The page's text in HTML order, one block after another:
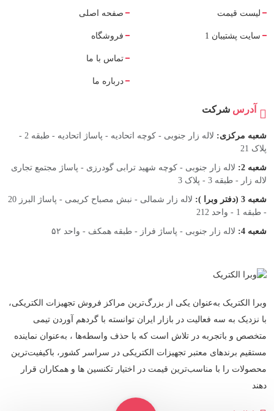
لیست قیمت
سایت پشتیبان 1
صفحه اصلی
فروشگاه
تماس با ما
درباره ما
آدرس شرکت
شعبه مرکزی:
لاله زار جنوبی - کوچه اتحادیه - پاساژ اتحادیه - طبقه 2 -
پلاک 21
شعبه 2:
لاله زار جنوبی - کوچه شهید ترابی گودرزی - پاساژ مجتمع تجاری
لاله زار - طبقه 3 - پلاک 3
شعبه 3 (دفتر وبرا ):
لاله زار شمالی - نبش مصباح کریمی - پاساژ البرز 20
- طبقه 1 - واحد 212
شعبه 4: لاله زار جنوبی - پاساژ فراز - طبقه همکف - واحد ۵۲
وبرا الکتریک به‌عنوان یکی از بزرگ‌ترین مراکز فروش تجهیزات الکتریکی،
با نزدیک به سه فعالیت در بازار ایران توانسته با گردهم‌ آوردن تیمی
متخصص و باتجربه در تلاش است که با حذف واسطه‌ها ، به‌عنوان نماینده
مستقیم برندهای معتبر تجهیزات الکتریکی در سراسر کشور، باکیفیت‌ترین
محصولات را با مناسب‌ترین قیمت در اختیار تکنسین ها و همکاران قرار
دهند